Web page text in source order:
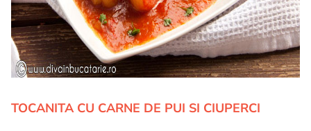
TOCANITA CU CARNE DE PUI SI CIUPERCI